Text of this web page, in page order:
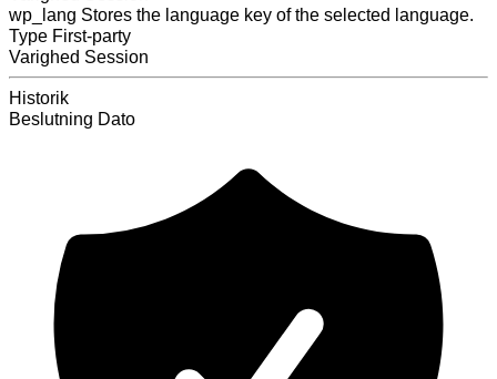
wp_lang Stores the language key of the selected language.
Type First-party
Varighed Session
Historik
Beslutning Dato